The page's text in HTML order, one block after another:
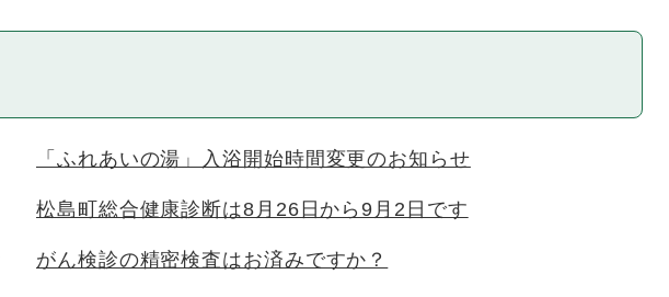
「ふれあいの湯」入浴開始時間変更のお知らせ
松島町総合健康診断は8月26日から9月2日です
がん検診の精密検査はお済みですか？